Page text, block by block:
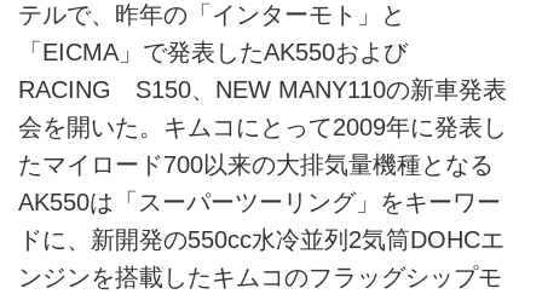
テルで、昨年の「インターモト」と
「EICMA」で発表したAK550および
RACING S150、NEW MANY110の新車発表
会を開いた。キムコにとって2009年に発表し
たマイロード700以来の大排気量機種となる
AK550は「スーパーツーリング」をキーワー
ドに、新開発の550cc水冷並列2気筒DOHCエ
ンジンを搭載したキムコのフラッグシップモ